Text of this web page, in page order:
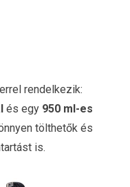
rendelkezik:
és egy 950 ml-es
tölthetők és
is.